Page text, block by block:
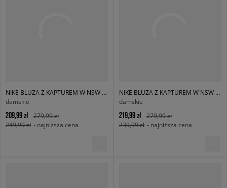
NIKE BLUZA Z KAPTUREM W NSW PHNX FLC OS CREW
damskie
209,99 zł
279,99 zł
249,99 zł - najniższa cena
NIKE BLUZA Z KAPTUREM W NSW PHNX FLC OOS PO HOODIE
damskie
219,99 zł
279,99 zł
239,99 zł - najniższa cena